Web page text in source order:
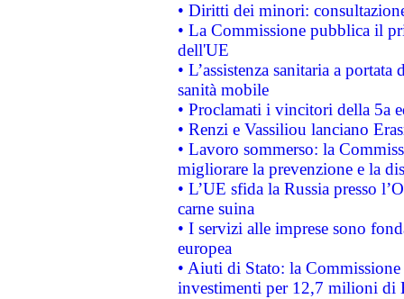
• Diritti dei minori:
• La Commissione pubblica il
dell'UE
• L’assistenza sanitaria a
sanità mobile
• Proclamati i vincitori della 5a
• Renzi e Vassiliou lanciano
• Lavoro sommerso: la
migliorare la prevenzione e la
• L’UE sfida la Russia presso
carne suina
• I servizi alle imprese sono
europea
• Aiuti di Stato: la
investimenti per 12,7 milioni di